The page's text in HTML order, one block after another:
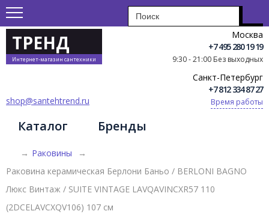
ТРЕНД
Интернет-магазин сантехники
Москва
+7 495 280 19 19
9:30 - 21:00 Без выходных
Санкт-Петербург
+7 812 334 87 27
Время работы
shop@santehtrend.ru
Каталог Бренды
→ Раковины
→
Раковина керамическая Берлони Баньо / BERLONI BAGNO
Люкс Винтаж / SUITE VINTAGE LAVQAVINCXR57 110
(2DCELAVCXQV106) 107 см